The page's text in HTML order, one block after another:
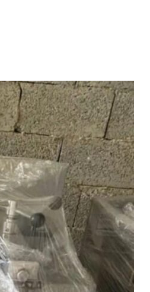
شراء
معدات
مطاعم
مستعمله
الرياض
–
0560485279
–
شركة
ابو
العز